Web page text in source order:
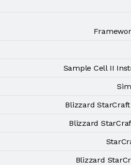
Sample Cell II
Blizzard
Blizzard
Blizzard